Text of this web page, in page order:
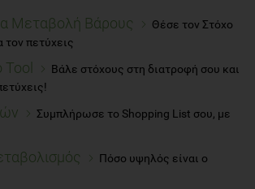
Μεταβολή Βάρους
Θέσε τον Στόχο
τον πετύχεις
Tool
Βάλε στόχους στη διατροφή σου και
Συμπλήρωσε το Shopping List σου, με
Πόσο υψηλός είναι ο